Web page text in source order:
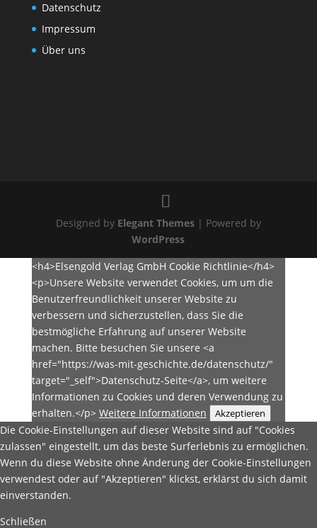
Datenschutz
Impressum
Über uns
Designed by Elegant Themes| Powered by
WordPress
<h4>Elsengold Verlag GmbH Cookie Richtlinie</h4>
<p>Unsere Website verwendet Cookies, um um die
Benutzerfreundlichkeit unserer Website zu
verbessern und sicherzustellen, dass Sie die
bestmögliche Erfahrung auf unserer Website
machen. Bitte besuchen Sie unsere <a
href="https://was-mit-geschichte.de/datenschutz/"
target="_self">Datenschutz-Seite</a>, um weitere
Informationen zu Cookies und deren Verwendung zu
erhalten.</p> Weitere Informationen Akzeptieren
Die Cookie-Einstellungen auf dieser Website sind auf "Cookies
zulassen" eingestellt, um das beste Surferlebnis zu ermöglichen.
Wenn du diese Website ohne Änderung der Cookie-Einstellungen
verwendest oder auf "Akzeptieren" klickst, erklärst du sich damit
einverstanden.
Schließen